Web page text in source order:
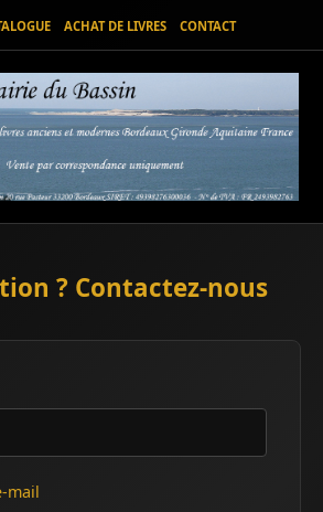
ACHAT DE LIVRES CONTACT
? Contactez-nous
mail